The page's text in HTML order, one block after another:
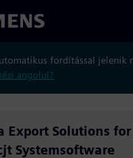
fordítással jelenik
angolul?
Export Solutions for
Systemsoftware